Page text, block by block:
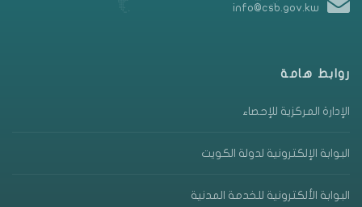
info@csb.gov.kw
روابط هامة
الإدارة المركزية للإحصاء
البوابة الإلكترونية لدولة الكويت
البوابة الألكترونية للخدمة المدنية